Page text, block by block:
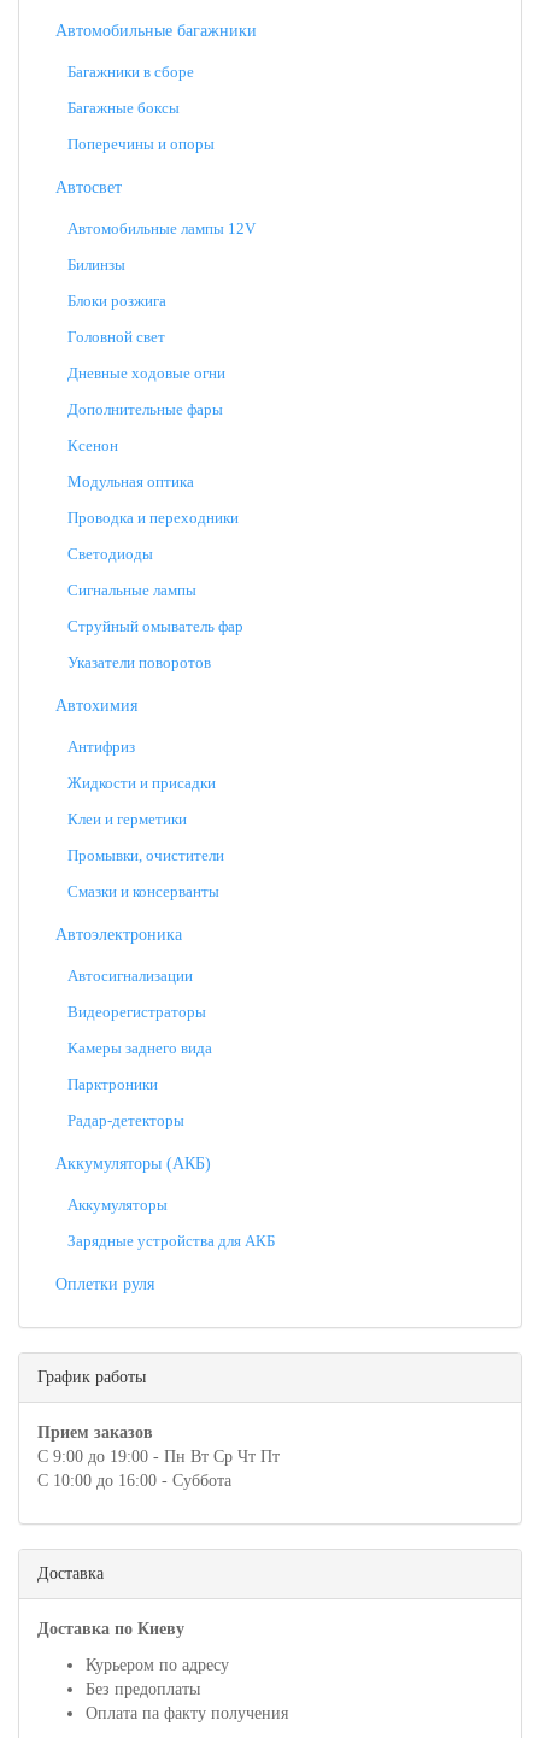
Автомобильные багажники
Багажники в сборе
Багажные боксы
Поперечины и опоры
Автосвет
Автомобильные лампы 12V
Билинзы
Блоки розжига
Головной свет
Дневные ходовые огни
Дополнительные фары
Ксенон
Модульная оптика
Проводка и переходники
Светодиоды
Сигнальные лампы
Струйный омыватель фар
Указатели поворотов
Автохимия
Антифриз
Жидкости и присадки
Клеи и герметики
Промывки, очистители
Смазки и консерванты
Автоэлектроника
Автосигнализации
Видеорегистраторы
Камеры заднего вида
Парктроники
Радар-детекторы
Аккумуляторы (АКБ)
Аккумуляторы
Зарядные устройства для АКБ
Оплетки руля
График работы
Прием заказов
С 9:00 до 19:00 - Пн Вт Ср Чт Пт
С 10:00 до 16:00 - Суббота
Доставка
Доставка по Киеву
Курьером по адресу
Без предоплаты
Оплата па факту получения